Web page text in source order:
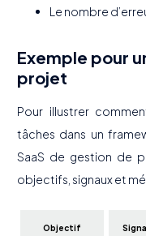
Le nombre
Exemple pour
projet
Pour illustrer
tâches dans un
SaaS de gestion de
objectifs, signaux et
Objectif Signal